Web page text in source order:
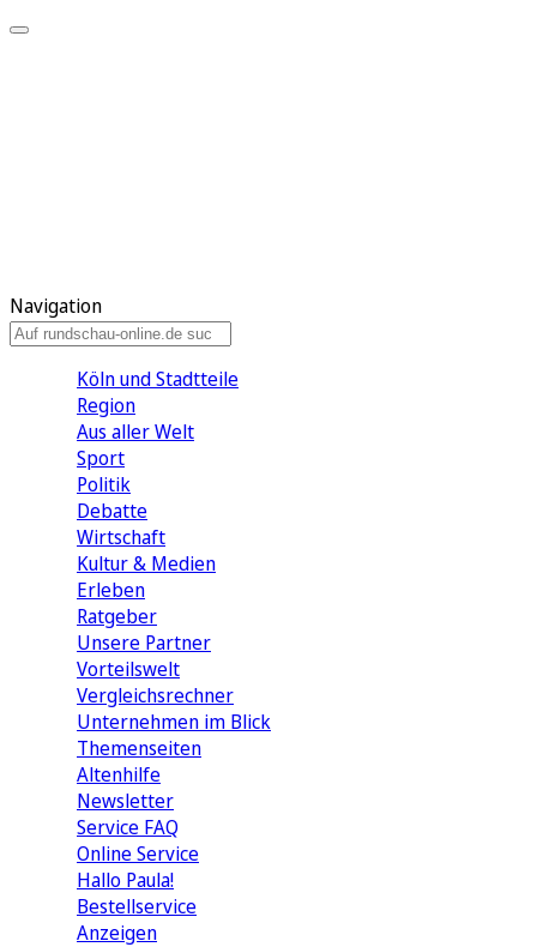
Navigation
Köln und Stadtteile
Region
Aus aller Welt
Sport
Politik
Debatte
Wirtschaft
Kultur & Medien
Erleben
Ratgeber
Unsere Partner
Vorteilswelt
Vergleichsrechner
Unternehmen im Blick
Themenseiten
Altenhilfe
Newsletter
Service FAQ
Online Service
Hallo Paula!
Bestellservice
Anzeigen